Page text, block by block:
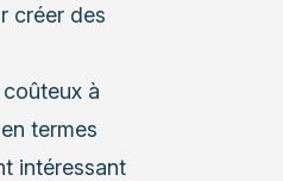
créer des
coûteux à
termes
intéressant